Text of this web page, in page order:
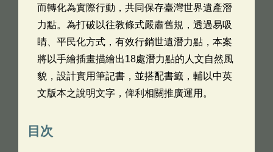
而轉化為實際行動，共同保存臺灣世界遺產潛
力點。為打破以往教條式嚴肅舊規，透過易吸
睛、平民化方式，有效行銷世遺潛力點，本案
將以手繪插畫描繪出18處潛力點的人文自然風
貌，設計實用筆記書，並搭配書籤，輔以中英
文版本之說明文字，俾利相關推廣運用。
目次